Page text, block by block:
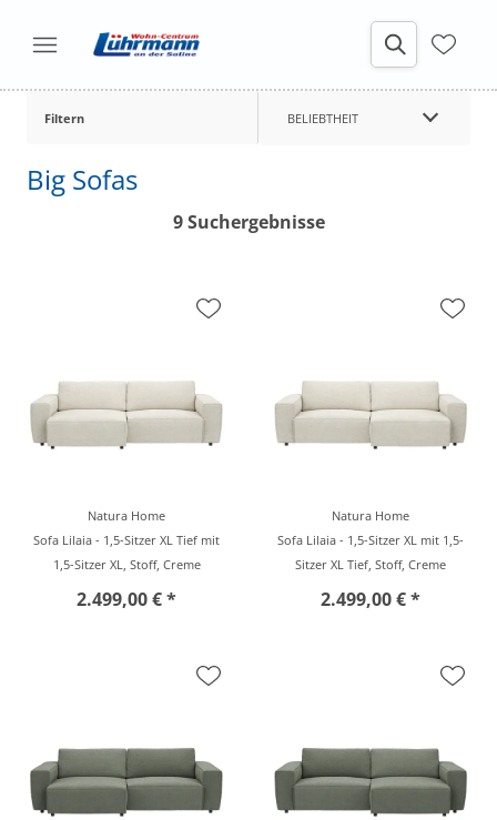
Filtern BELIEBTHEIT
Big Sofas
9 Suchergebnisse
Natura Home
Sofa Lilaia - 1,5-Sitzer XL Tief mit
1,5-Sitzer XL, Stoff, Creme
2.499,00 € *
Natura Home
Sofa Lilaia - 1,5-Sitzer XL mit 1,5-
Sitzer XL Tief, Stoff, Creme
2.499,00 € *